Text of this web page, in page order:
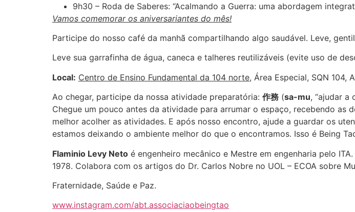
9h30 – Roda de Saberes: “Acalmando a Guerra: uma abordagem
Vamos comemorar os aniversariantes do mês!
Participe do nosso café da manhã compartilhando algo saudável. Leve,
Leve sua garrafinha de água, caneca e talheres reutilizáveis (evite uso de
Local: Centro de Ensino Fundamental da 104 norte, Área Especial, SQN 104,
Ao chegar, participe da nossa atividade preparatória: 作務 (sa-mu, “ajudar a
Chegue um pouco antes da atividade para arrumar o espaço, recebendo
melhor acolher as atividades. E após nosso encontro, ajude a guardar os
estamos deixando o ambiente melhor do que o encontramos. Isso é Being
Flaminio Levy Neto é engenheiro mecânico e Mestre em engenharia pelo
1978. Colabora com os artigos do Dr. Carlos Nobre no UOL – ECOA sobre
Fraternidade, Saúde e Paz.
www.instagram.com/abt.associaciaobeingtao